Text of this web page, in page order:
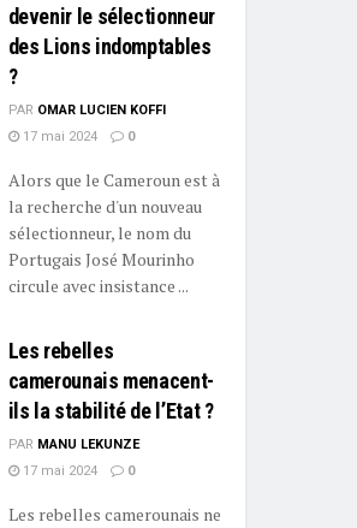
devenir le sélectionneur
des Lions indomptables
?
PAR OMAR LUCIEN KOFFI
17 mai 2024
0
Alors que le Cameroun est à
la recherche d'un nouveau
sélectionneur, le nom du
Portugais José Mourinho
circule avec insistance ...
Les rebelles
camerounais menacent-
ils la stabilité de l’Etat ?
PAR MANU LEKUNZE
17 mai 2024
0
Les rebelles camerounais ne